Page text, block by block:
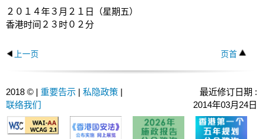
２０１４年３月２１日（星期五）
香港时间２３时０２分
上一页 页首
2018 © | 重要告示 | 私隐政策 |
联络我们
最近修订日期 :
2014年03月24日